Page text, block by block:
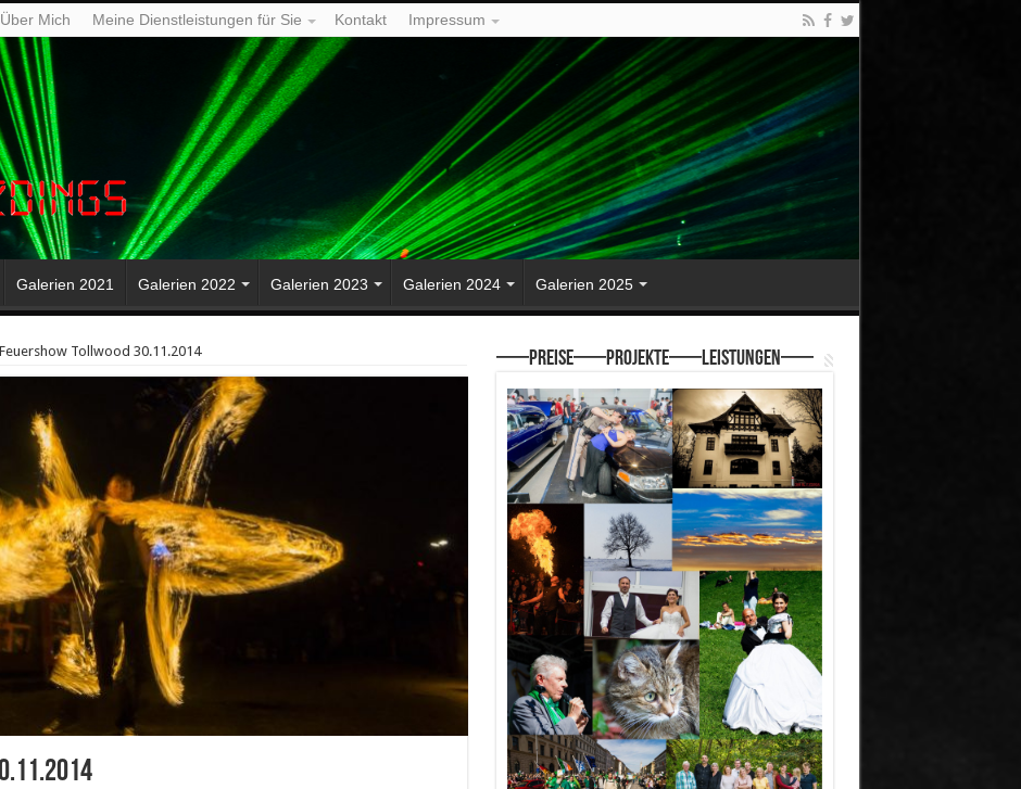
Über Mich Meine Dienstleistungen für Sie Kontakt Impressum
Galerien 2021 Galerien 2022 Galerien 2023 Galerien 2024 Galerien 2025
Feuershow Tollwood 30.11.2014 —–Preise—–Projekte—–Leistungen—–